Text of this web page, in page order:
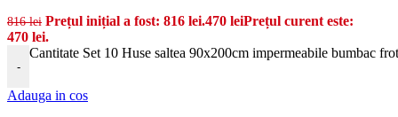
816lei Prețul inițial a fost: 816 lei.470 leiPrețul curent este:
470 lei.
-
Cantitate Set 10 Huse saltea 90x200cm impermeabile bumbac
Adauga in cos